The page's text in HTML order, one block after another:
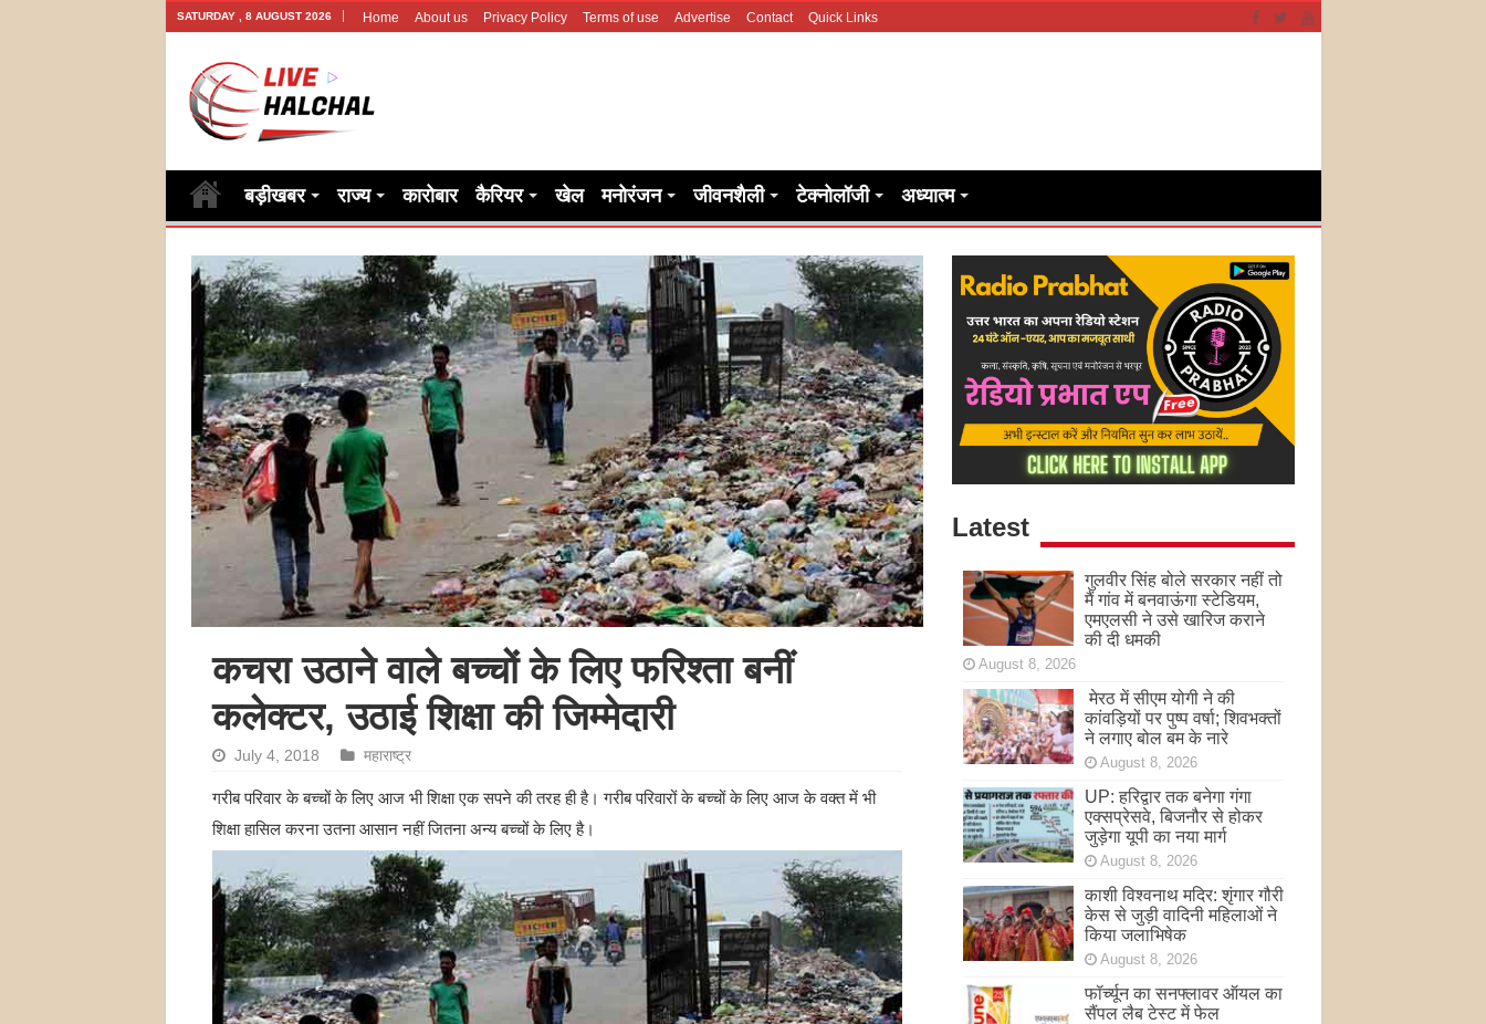
SATURDAY , 8 AUGUST 2026 Home About us Privacy Policy Terms of use Advertise Contact Quick Links
बड़ीखबर राज्य कारोबार कैरियर खेल मनोरंजन जीवनशैली टेक्नोलॉजी अध्यात्म
कचरा उठाने वाले बच्चों के लिए फरिश्ता बनीं
कलेक्टर, उठाई शिक्षा की जिम्मेदारी
July 4, 2018 महाराष्ट्र
गरीब परिवार के बच्चों के लिए आज भी शिक्षा एक सपने की तरह ही है। गरीब परिवारों के बच्चों के लिए आज के वक्त में भी
शिक्षा हासिल करना उतना आसान नहीं जितना अन्य बच्चों के लिए है।
Latest
गुलवीर सिंह बोले सरकार नहीं तो
मैं गांव में बनवाऊंगा स्टेडियम,
एमएलसी ने उसे खारिज कराने
की दी धमकी
August 8, 2026
मेरठ में सीएम योगी ने की
कांवड़ियों पर पुष्प वर्षा; शिवभक्तों
ने लगाए बोल बम के नारे
August 8, 2026
UP: हरिद्वार तक बनेगा गंगा
एक्सप्रेसवे, बिजनौर से होकर
जुड़ेगा यूपी का नया मार्ग
August 8, 2026
काशी विश्वनाथ मदिर: शृंगार गौरी
केस से जुड़ी वादिनी महिलाओं ने
किया जलाभिषेक
August 8, 2026
फॉर्च्यून का सनफ्लावर ऑयल का
सैंपल लैब टेस्ट में फेल